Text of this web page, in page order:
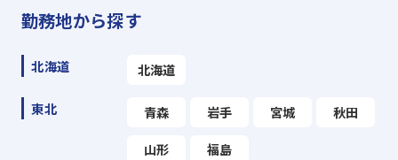
勤務地から探す
北海道 北海道
東北 青森 岩手 宮城 秋田
山形 福島